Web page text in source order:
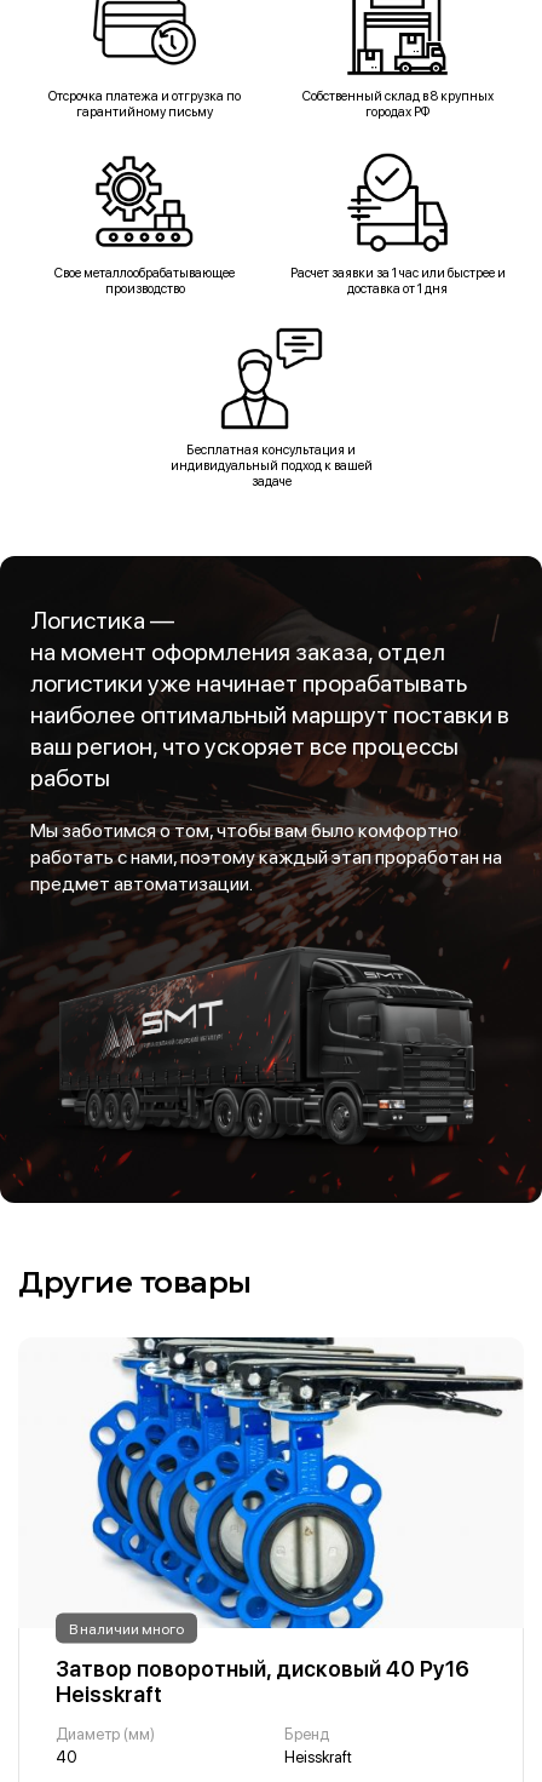
Отсрочка платежа и отгрузка по
гарантийному письму
Собственный склад в 8 крупных
городах РФ
Свое металлообрабатывающее
производство
Расчет заявки за 1 час или быстрее и
доставка от 1 дня
Бесплатная консультация и
индивидуальный подход к вашей
задаче
Логистика —
на момент оформления заказа, отдел
логистики уже начинает прорабатывать
наиболее оптимальный маршрут поставки в
ваш регион, что ускоряет все процессы
работы
Мы заботимся о том, чтобы вам было комфортно
работать с нами, поэтому каждый этап проработан на
предмет автоматизации.
Другие товары
В наличии много
Затвор поворотный, дисковый 40 Ру16
Heisskraft
Диаметр (мм)
40
Бренд
Heisskraft